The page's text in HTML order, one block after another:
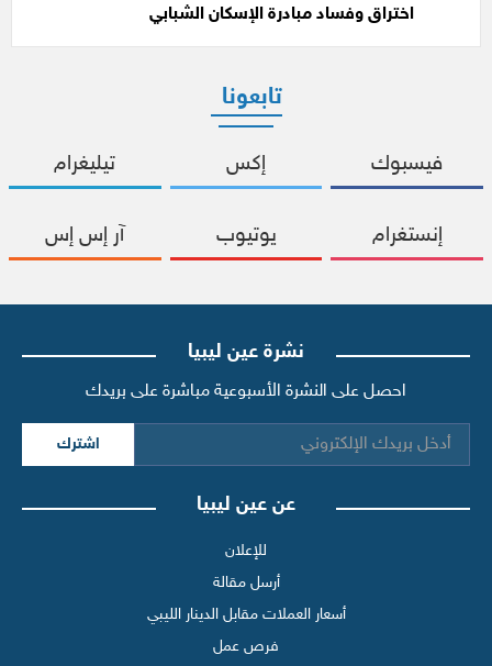
اختراق وفساد مبادرة الإسكان الشبابي
تابعونا
فيسبوك إكس تيليغرام
إنستغرام يوتيوب آر إس إس
نشرة عين ليبيا
احصل على النشرة الأسبوعية مباشرة على بريدك
اشترك
عن عين ليبيا
للإعلان
أرسل مقالة
أسعار العملات مقابل الدينار الليبي
فرص عمل